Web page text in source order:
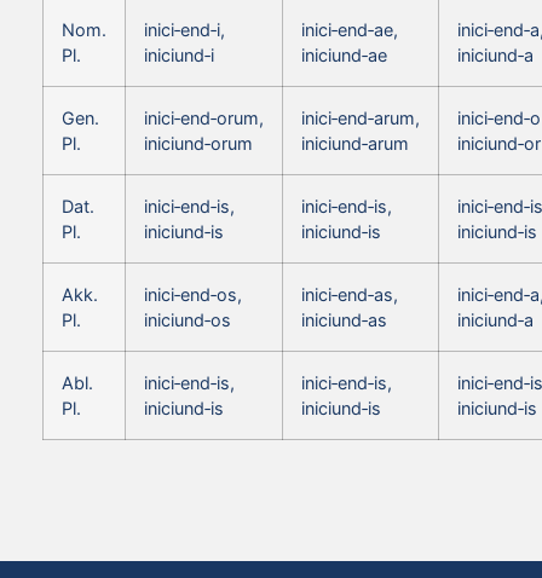
Nom.
Pl.
inici‑end‑i,
iniciund‑i
inici‑end‑ae,
iniciund‑ae
iniciund‑a
Gen.
Pl.
inici‑end‑orum,
iniciund‑orum
inici‑end‑arum,
iniciund‑arum
Dat.
Pl.
inici‑end‑is,
iniciund‑is
inici‑end‑is,
iniciund‑is
iniciund‑is
Akk.
Pl.
inici‑end‑os,
iniciund‑os
inici‑end‑as,
iniciund‑as
iniciund‑a
Abl.
Pl.
inici‑end‑is,
iniciund‑is
inici‑end‑is,
iniciund‑is
iniciund‑is